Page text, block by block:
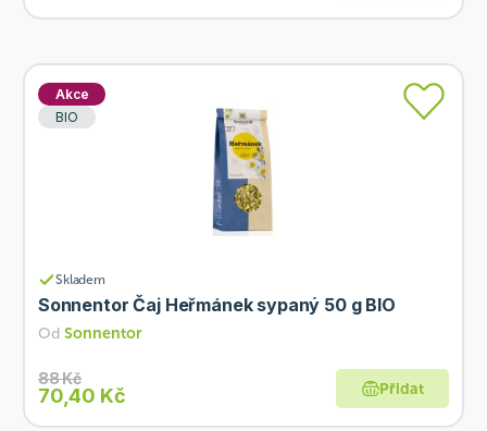
Akce
BIO
Skladem
Sonnentor Čaj Heřmánek sypaný 50 g BIO
Od Sonnentor
88 Kč
70,40 Kč Přidat